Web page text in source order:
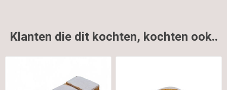
Klanten die dit kochten, kochten ook..